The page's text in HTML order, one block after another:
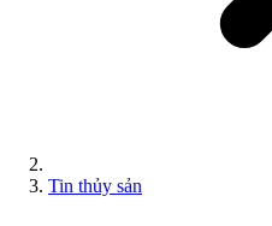
Tin thủy sản